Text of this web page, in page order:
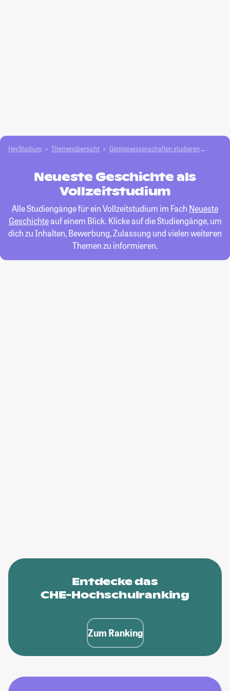
HeyStudium Themenübersicht Geisteswissenschaften studieren
Neueste Geschichte als
Vollzeitstudium
Alle Studiengänge für ein Vollzeitstudium im Fach Neueste
Geschichteauf einem Blick. Klicke auf die Studiengänge, um
dich zu Inhalten, Bewerbung, Zulassung und vielen weiteren
Themen zu informieren.
Entdecke das
CHE-Hochschulranking
Zum Ranking